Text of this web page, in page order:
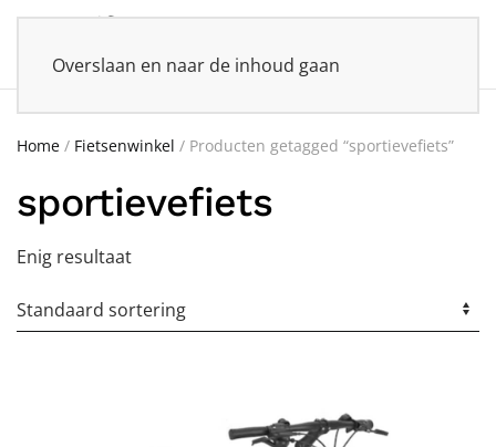
Overslaan en naar de inhoud gaan
Home / Fietsenwinkel / Producten getagged “sportievefiets”
sportievefiets
Enig resultaat